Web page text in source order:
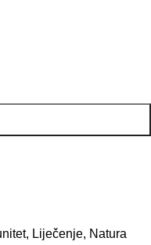
, Liječenje, Natura